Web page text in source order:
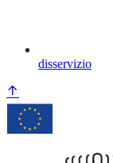
disservizio